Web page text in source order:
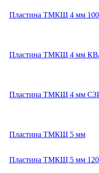
Пластина ТМКЩ 4 мм
Пластина ТМКЩ 4 мм
Пластина ТМКЩ 4 мм
Пластина ТМКЩ 5 мм
Пластина ТМКЩ 5 мм